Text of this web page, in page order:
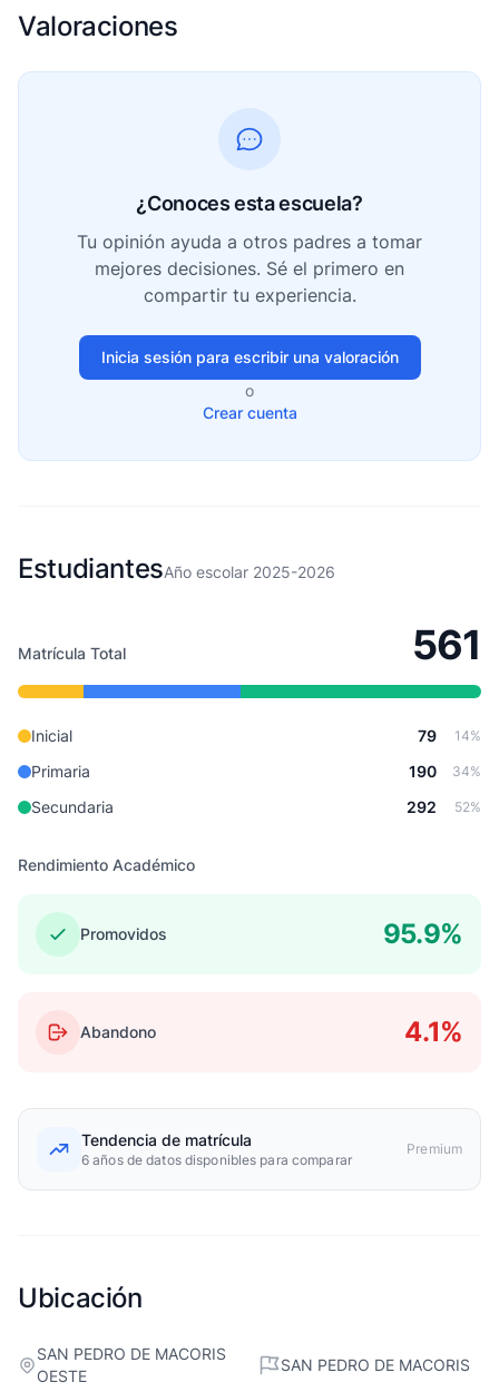
Valoraciones
¿Conoces esta escuela?
Tu opinión ayuda a otros padres a tomar
mejores decisiones. Sé el primero en
compartir tu experiencia.
Inicia sesión para escribir una valoración
o
Crear cuenta
EstudiantesAño escolar 2025-2026
Matrícula Total 561
Inicial 79 14%
Primaria 190 34%
Secundaria 292 52%
Rendimiento Académico
Promovidos 95.9%
Abandono 4.1%
Tendencia de matrícula
6 años de datos disponibles para comparar
Premium
Ubicación
SAN PEDRO DE MACORIS
OESTE
SAN PEDRO DE MACORIS